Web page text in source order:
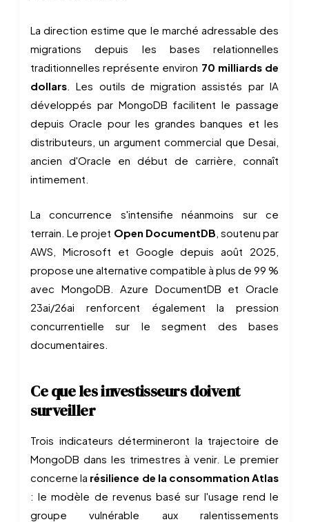
La direction estime que le marché adressable des
migrations depuis les bases relationnelles
traditionnelles représente environ 70 milliards de
dollars. Les outils de migration assistés par IA
développés par MongoDB facilitent le passage
depuis Oracle pour les grandes banques et les
distributeurs, un argument commercial que Desai,
ancien d'Oracle en début de carrière, connaît
intimement.
La concurrence s'intensifie néanmoins sur ce
terrain. Le projet Open DocumentDB, soutenu par
AWS, Microsoft et Google depuis août 2025,
propose une alternative compatible à plus de 99 %
avec MongoDB. Azure DocumentDB et Oracle
23ai/26ai renforcent également la pression
concurrentielle sur le segment des bases
documentaires.
Ce que les investisseurs doivent
surveiller
Trois indicateurs détermineront la trajectoire de
MongoDB dans les trimestres à venir. Le premier
concerne la résilience de la consommation Atlas
: le modèle de revenus basé sur l'usage rend le
groupe vulnérable aux ralentissements